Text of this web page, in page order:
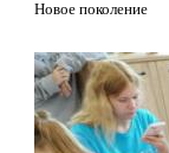
Новое поколение